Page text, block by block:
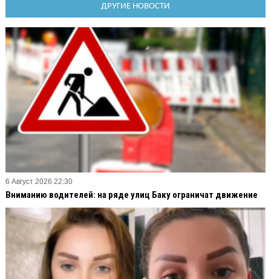
ДРУГИЕ НОВОСТИ
6 Август 2026 22:30
Вниманию водителей: на ряде улиц Баку ограничат движение